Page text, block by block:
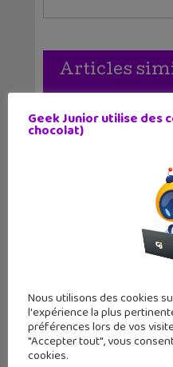
Articles
Geek Junior utilise des
chocolat)
Nous utilisons des cookies
l'expérience la plus
préférences lors de vos
"Accepter tout", vous
cookies.